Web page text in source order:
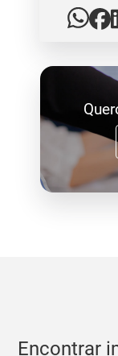
Encontrar